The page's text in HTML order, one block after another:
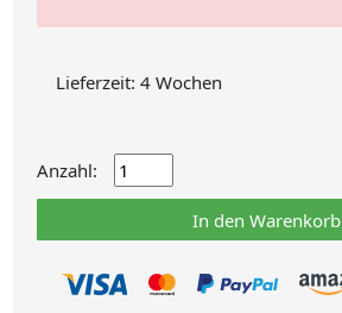
Lieferzeit: 4 Wochen
Anzahl:
In den Warenkorb